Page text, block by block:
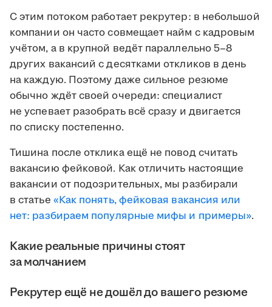
С этим потоком работает рекрутер: в небольшой
компании он часто совмещает найм с кадровым
учётом, а в крупной ведёт параллельно 5–8
других вакансий с десятками откликов в день
на каждую. Поэтому даже сильное резюме
обычно ждёт своей очереди: специалист
не успевает разобрать всё сразу и двигается
по списку постепенно.
Тишина после отклика ещё не повод считать
вакансию фейковой. Как отличить настоящие
вакансии от подозрительных, мы разбирали
в статье «Как понять, фейковая вакансия или
нет: разбираем популярные мифы и примеры».
Какие реальные причины стоят
за молчанием
Рекрутер ещё не дошёл до вашего резюме